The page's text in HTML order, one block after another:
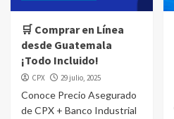
🛒 Comprar en Línea
desde Guatemala
¡Todo Incluido!
CPX 29 julio, 2025
Conoce Precio Asegurado
de CPX + Banco Industrial